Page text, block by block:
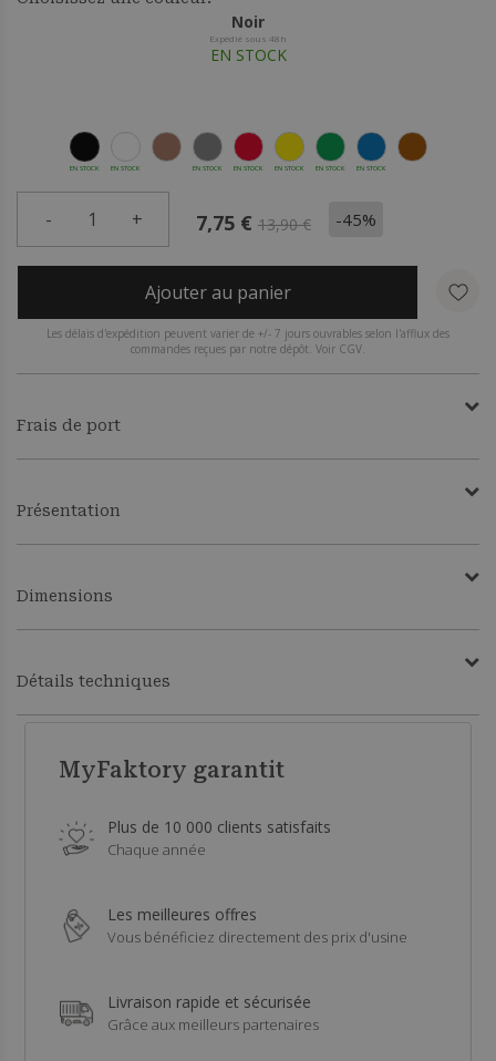
Noir
Expédié sous 48h
EN STOCK
EN STOCK EN STOCK EN STOCK EN STOCK EN STOCK EN STOCK EN STOCK
- 1 + 7,75 € 13,90 € -45%
Ajouter au panier
Les délais d'expédition peuvent varier de +/- 7 jours ouvrables selon l'afflux des
commandes reçues par notre dépôt. Voir CGV.
Frais de port
Présentation
Dimensions
Détails techniques
MyFaktory garantit
Plus de 10 000 clients satisfaits
Chaque année
Les meilleures offres
Vous bénéficiez directement des prix d'usine
Livraison rapide et sécurisée
Grâce aux meilleurs partenaires